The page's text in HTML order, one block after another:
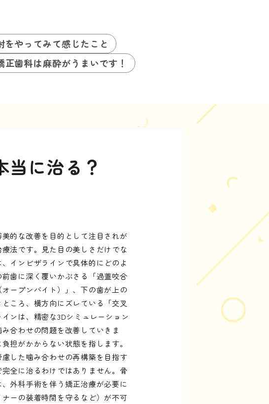
をやってみて感じたこと
正歯科は麻酔がうまいです！
当に治る？
的な改善を目的として注目されが
法です。見た目の美しさだけでな
インビザラインで具体的にどのよ
歯に深く覆いかぶさる「過蓋咬合
ープンバイト）」、下の歯が上の
ころ、横方向にズレている「交叉
ンは、精密な3Dシミュレーション
合わせの問題を改善していきま
担がかからない状態を指します。
した噛み合わせの再構築を目指す
全に治るわけではありません。骨
外科手術を伴う矯正治療が必要に
ーの装着時間を守るなど）が不可